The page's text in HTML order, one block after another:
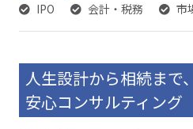
IPO 会計・税務 市
人生設計から相続まで
安心コンサルティング